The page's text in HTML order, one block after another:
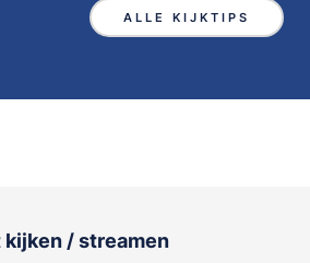
ALLE KIJKTIPS
/ streamen